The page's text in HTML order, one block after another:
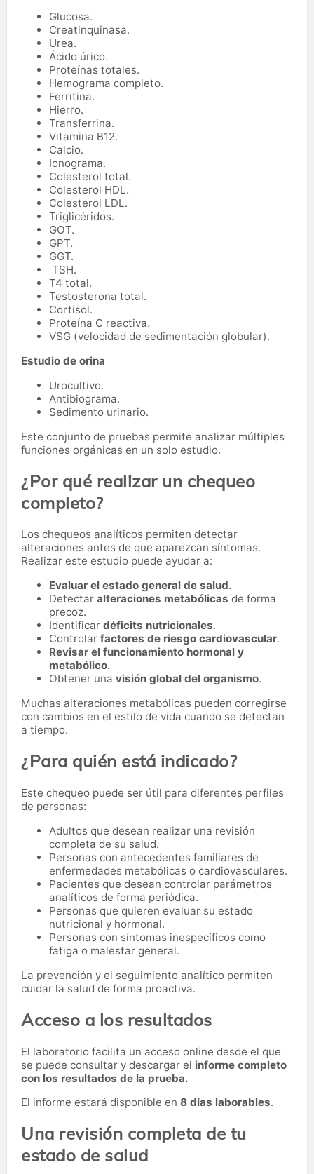
Glucosa.
Creatinquinasa.
Urea.
Ácido úrico.
Proteínas totales.
Hemograma completo.
Ferritina.
Hierro.
Transferrina.
Vitamina B12.
Calcio.
Ionograma.
Colesterol total.
Colesterol HDL.
Colesterol LDL.
Triglicéridos.
GOT.
GPT.
GGT.
TSH.
T4 total.
Testosterona total.
Cortisol.
Proteína C reactiva.
VSG (velocidad de sedimentación globular).
Estudio de orina
Urocultivo.
Antibiograma.
Sedimento urinario.
Este conjunto de pruebas permite analizar múltiples
funciones orgánicas en un solo estudio.
¿Por qué realizar un chequeo
completo?
Los chequeos analíticos permiten detectar
alteraciones antes de que aparezcan síntomas.
Realizar este estudio puede ayudar a:
Evaluar el estado general de salud.
Detectar alteraciones metabólicas de forma
precoz.
Identificar déficits nutricionales.
Controlar factores de riesgo cardiovascular.
Revisar el funcionamiento hormonal y
metabólico.
Obtener una visión global del organismo.
Muchas alteraciones metabólicas pueden corregirse
con cambios en el estilo de vida cuando se detectan
a tiempo.
¿Para quién está indicado?
Este chequeo puede ser útil para diferentes perfiles
de personas:
Adultos que desean realizar una revisión
completa de su salud.
Personas con antecedentes familiares de
enfermedades metabólicas o cardiovasculares.
Pacientes que desean controlar parámetros
analíticos de forma periódica.
Personas que quieren evaluar su estado
nutricional y hormonal.
Personas con síntomas inespecíficos como
fatiga o malestar general.
La prevención y el seguimiento analítico permiten
cuidar la salud de forma proactiva.
Acceso a los resultados
El laboratorio facilita un acceso online desde el que
se puede consultar y descargar el informe completo
con los resultados de la prueba.
El informe estará disponible en 8 días laborables.
Una revisión completa de tu
estado de salud